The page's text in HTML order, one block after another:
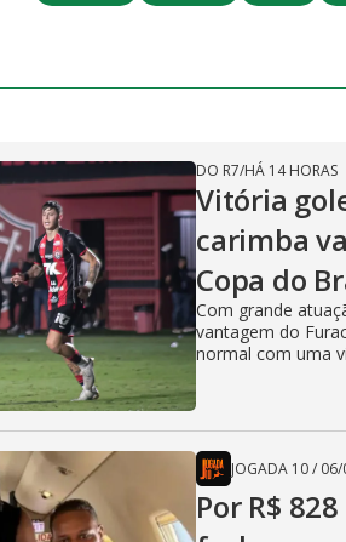
DO R7/HÁ 14 HORAS
Vitória
carimba
Copa do
Com grande
vantagem do
normal com uma
JOGADA 10/
Por R$